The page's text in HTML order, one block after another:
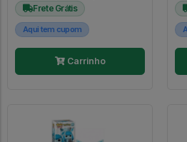
Frete Grátis
Aqui tem cupom
Carrinho